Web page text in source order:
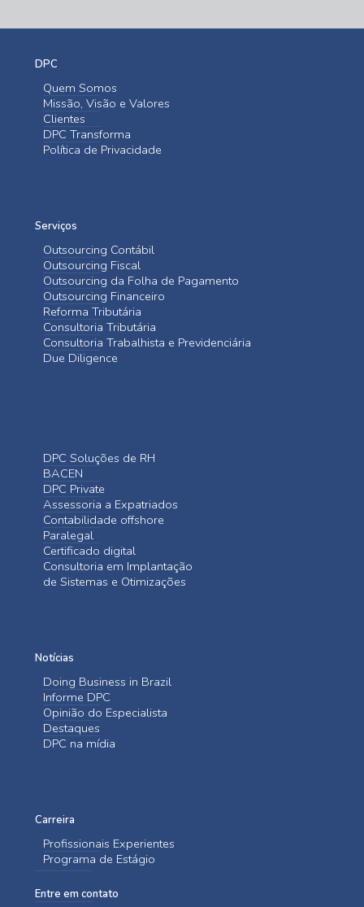
DPC
Quem Somos
Missão, Visão e Valores
Clientes
DPC Transforma
Política de Privacidade
Serviços
Outsourcing Contábil
Outsourcing Fiscal
Outsourcing da Folha de Pagamento
Outsourcing Financeiro
Reforma Tributária
Consultoria Tributária
Consultoria Trabalhista e Previdenciária
Due Diligence
DPC Soluções de RH
BACEN
DPC Private
Assessoria a Expatriados
Contabilidade offshore
Paralegal
Certificado digital
Consultoria em Implantação
de Sistemas e Otimizações
Notícias
Doing Business in Brazil
Informe DPC
Opinião do Especialista
Destaques
DPC na mídia
Carreira
Profissionais Experientes
Programa de Estágio
Entre em contato